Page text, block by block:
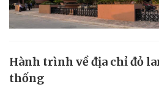
Hành trình về địa chỉ đỏ
thống